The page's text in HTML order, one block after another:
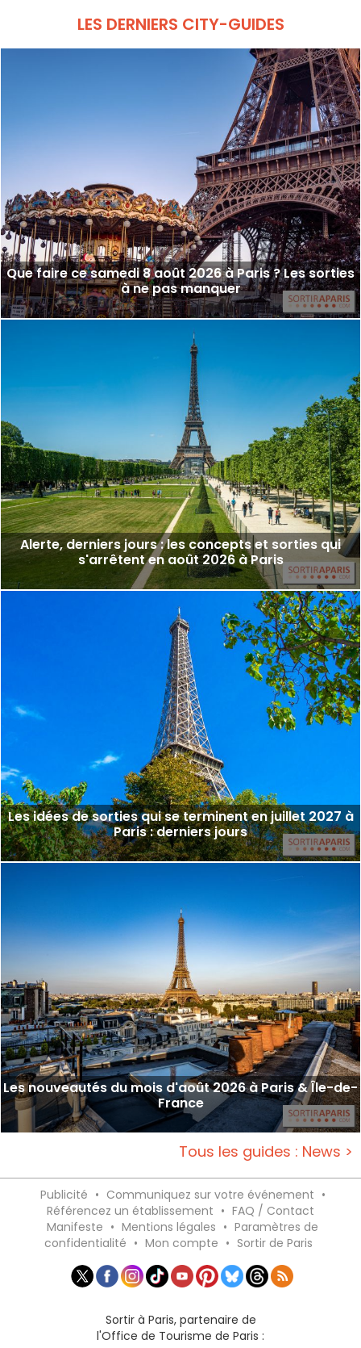
LES DERNIERS CITY-GUIDES
Que faire ce samedi 8 août 2026 à Paris ? Les sorties
à ne pas manquer
Alerte, derniers jours : les concepts et sorties qui
s'arrêtent en août 2026 à Paris
Les idées de sorties qui se terminent en juillet 2027 à
Paris : derniers jours
Les nouveautés du mois d'août 2026 à Paris & Île-de-
France
Tous les guides : News >
Publicité • Communiquez sur votre événement •
Référencez un établissement • FAQ / Contact
Manifeste • Mentions légales • Paramètres de
confidentialité • Mon compte • Sortir de Paris
Sortir à Paris, partenaire de
l'Office de Tourisme de Paris :